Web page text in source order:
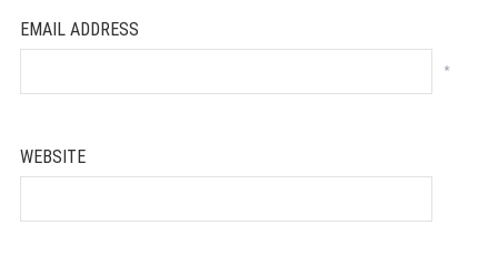
EMAIL ADDRESS
*
WEBSITE